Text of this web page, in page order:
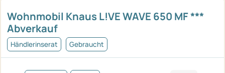
Wohnmobil Knaus L!VE WAVE 650 MF ***
Abverkauf
Händlerinserat Gebraucht